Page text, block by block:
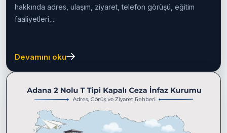
hakkında adres, ulaşım, ziyaret, telefon görüşü, eğitim
faaliyetleri,...
Devamını oku